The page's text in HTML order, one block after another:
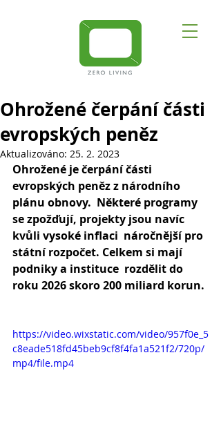
Ohrožené čerpání části
evropských peněz
Aktualizováno: 25. 2. 2023
Ohrožené je čerpání části
evropských peněz z národního
plánu obnovy.  Některé programy
se zpožďují, projekty jsou navíc
kvůli vysoké inflaci  náročnější pro
státní rozpočet. Celkem si mají
podniky a instituce  rozdělit do
roku 2026 skoro 200 miliard korun.
https://video.wixstatic.com/video/957f0e_5
c8eade518fd45beb9cf8f4fa1a521f2/720p/
mp4/file.mp4